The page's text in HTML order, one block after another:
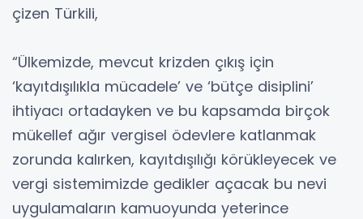
çizen Türkili,
“Ülkemizde, mevcut krizden çıkış için
‘kayıtdışılıkla mücadele’ ve ‘bütçe disiplini’
ihtiyacı ortadayken ve bu kapsamda birçok
mükellef ağır vergisel ödevlere katlanmak
zorunda kalırken, kayıtdışılığı körükleyecek ve
vergi sistemimizde gedikler açacak bu nevi
uygulamaların kamuoyunda yeterince